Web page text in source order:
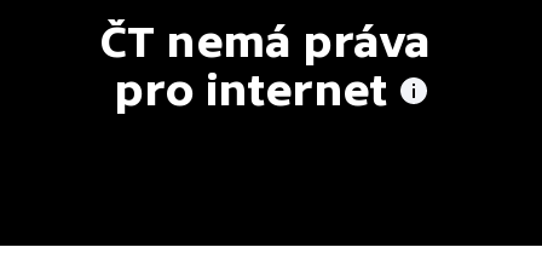
ČT nemá práva
pro internet